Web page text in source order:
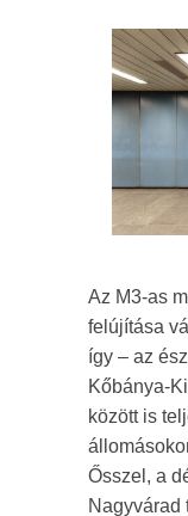
Az M3-as
felújítása
így – az
Kőbánya-
között is
Ősszel, a
Nagyvárad